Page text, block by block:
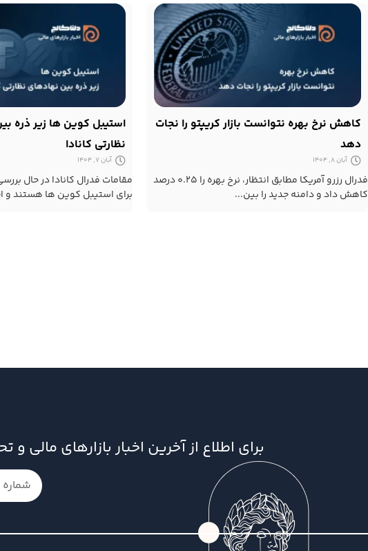
کاهش نرخ بهره نتوانست بازار کریپتو را نجات
دهد
آبان 8, 1404
فدرال رزرو آمریکا مطابق انتظار، نرخ بهره را ۰.۲۵ درصد
کاهش داد و دامنه جدید را بین...
استیبل کوین ها زیر ذره
نظارتی کانادا
آبان 7, 1404
مقامات فدرال کانادا در حال
برای استیبل کوین ها هستند و
برای اطلاع از آخرین اخبار بازارهای